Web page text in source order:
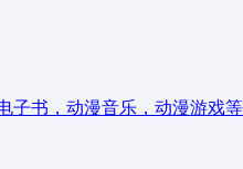
书，动漫音乐，动漫游戏